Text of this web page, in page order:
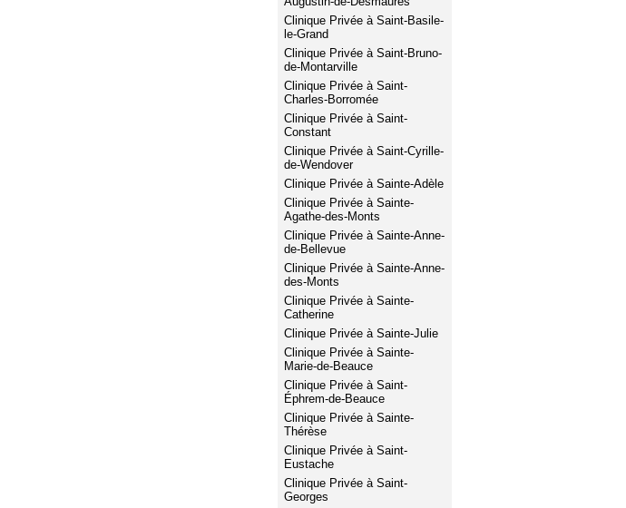
Clinique Privée à Saint-Basile-
le-Grand
Clinique Privée à Saint-Bruno-
de-Montarville
Clinique Privée à Saint-
Charles-Borromée
Clinique Privée à Saint-
Constant
Clinique Privée à Saint-Cyrille-
de-Wendover
Clinique Privée à Sainte-Adèle
Clinique Privée à Sainte-
Agathe-des-Monts
Clinique Privée à Sainte-Anne-
de-Bellevue
Clinique Privée à Sainte-Anne-
des-Monts
Clinique Privée à Sainte-
Catherine
Clinique Privée à Sainte-Julie
Clinique Privée à Sainte-
Marie-de-Beauce
Clinique Privée à Saint-
Éphrem-de-Beauce
Clinique Privée à Sainte-
Thérèse
Clinique Privée à Saint-
Eustache
Clinique Privée à Saint-
Georges